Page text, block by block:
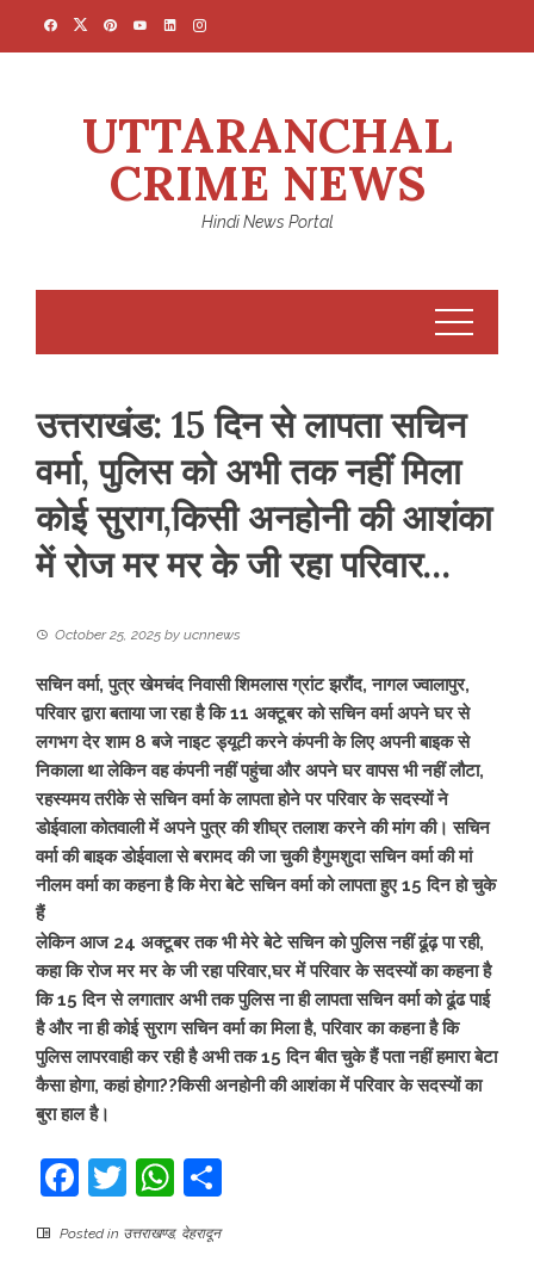
UTTARANCHAL
CRIME NEWS
Hindi News Portal
उत्तराखंड: 15 दिन से लापता सचिन
वर्मा, पुलिस को अभी तक नहीं मिला
कोई सुराग,किसी अनहोनी की आशंका
में रोज मर मर के जी रहा परिवार…
October 25, 2025 by ucnnews
सचिन वर्मा, पुत्र खेमचंद निवासी शिमलास ग्रांट झरौंद, नागल ज्वालापुर,
परिवार द्वारा बताया जा रहा है कि 11 अक्टूबर को सचिन वर्मा अपने घर से
लगभग देर शाम 8 बजे नाइट ड्यूटी करने कंपनी के लिए अपनी बाइक से
निकाला था लेकिन वह कंपनी नहीं पहुंचा और अपने घर वापस भी नहीं लौटा,
रहस्यमय तरीके से सचिन वर्मा के लापता होने पर परिवार के सदस्यों ने
डोईवाला कोतवाली में अपने पुत्र की शीघ्र तलाश करने की मांग की। सचिन
वर्मा की बाइक डोईवाला से बरामद की जा चुकी हैगुमशुदा सचिन वर्मा की मां
नीलम वर्मा का कहना है कि मेरा बेटे सचिन वर्मा को लापता हुए 15 दिन हो चुके
हैं
लेकिन आज 24 अक्टूबर तक भी मेरे बेटे सचिन को पुलिस नहीं ढूंढ़ पा रही,
कहा कि रोज मर मर के जी रहा परिवार,घर में परिवार के सदस्यों का कहना है
कि 15 दिन से लगातार अभी तक पुलिस ना ही लापता सचिन वर्मा को ढूंढ पाई
है और ना ही कोई सुराग सचिन वर्मा का मिला है, परिवार का कहना है कि
पुलिस लापरवाही कर रही है अभी तक 15 दिन बीत चुके हैं पता नहीं हमारा बेटा
कैसा होगा, कहां होगा??किसी अनहोनी की आशंका में परिवार के सदस्यों का
बुरा हाल है।
Facebook
TwitterWhatsApp
Posted in उत्तराखण्ड, देहरादून